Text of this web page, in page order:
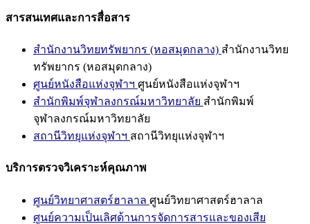
สารสนเทศและการสื่อสาร
สำนักงานวิทยทรัพยากร (หอสมุดกลาง) สำนักงานวิทย
ทรัพยากร (หอสมุดกลาง)
ศูนย์หนังสือแห่งจุฬาฯ ศูนย์หนังสือแห่งจุฬาฯ
สำนักพิมพ์จุฬาลงกรณ์มหาวิทยาลัย สำนักพิมพ์
จุฬาลงกรณ์มหาวิทยาลัย
สถานีวิทยุแห่งจุฬาฯ สถานีวิทยุแห่งจุฬาฯ
บริการตรวจวิเคราะห์คุณภาพ
ศูนย์วิทยาศาสตร์ฮาลาล ศูนย์วิทยาศาสตร์ฮาลาล
ศูนย์ความเป็นเลิศด้านการจัดการสารและของเสีย